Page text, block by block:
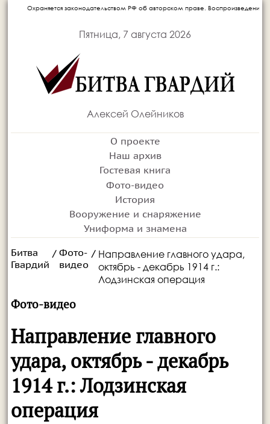
Охраняется законодательством РФ об авторском праве. Воспроизведение
Пятница, 7 августа 2026
Алексей Олейников
О проекте
Наш архив
Гостевая книга
Фото-видео
История
Вооружение и снаряжение
Униформа и знамена
Битва
Гвардий
/ Фото-
видео
/ Направление главного удара,
октябрь - декабрь 1914 г.:
Лодзинская операция
Фото-видео
Направление главного
удара, октябрь - декабрь
1914 г.: Лодзинская
операция